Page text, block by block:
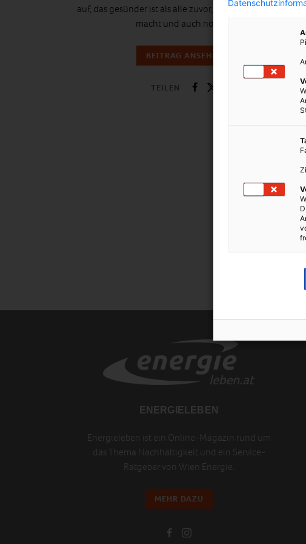
auf, das gesünder ist als alle zuvor, jünger und schöner
macht und auch noch…
BEITRAG ANSEHEN
TEILEN
ENERGIELEBEN
Energieleben ist ein Online-Magazin rund um
das Thema Nachhaltigkeit und ein Service-
Ratgeber von Wien Energie.
MEHR DAZU